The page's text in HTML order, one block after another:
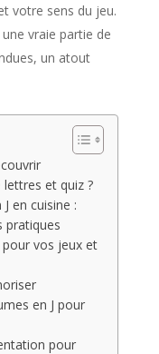
votre sens du jeu.
vraie partie de
un atout
et quiz ?
en cuisine :
pratiques
pour vos jeux et
en J pour
pour